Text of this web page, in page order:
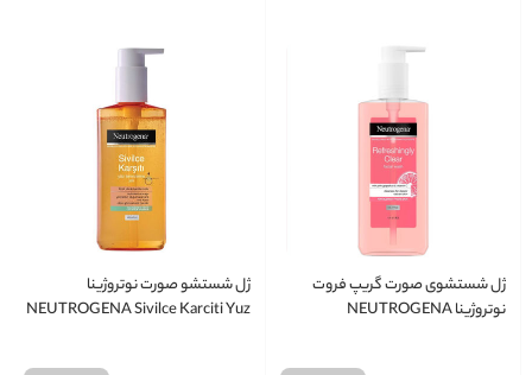
ژل شستشوی صورت گریپ فروت
نوتروژینا NEUTROGENA
ژل شستشو صورت نوتروژینا
NEUTROGENA Sivilce Karciti Yuz